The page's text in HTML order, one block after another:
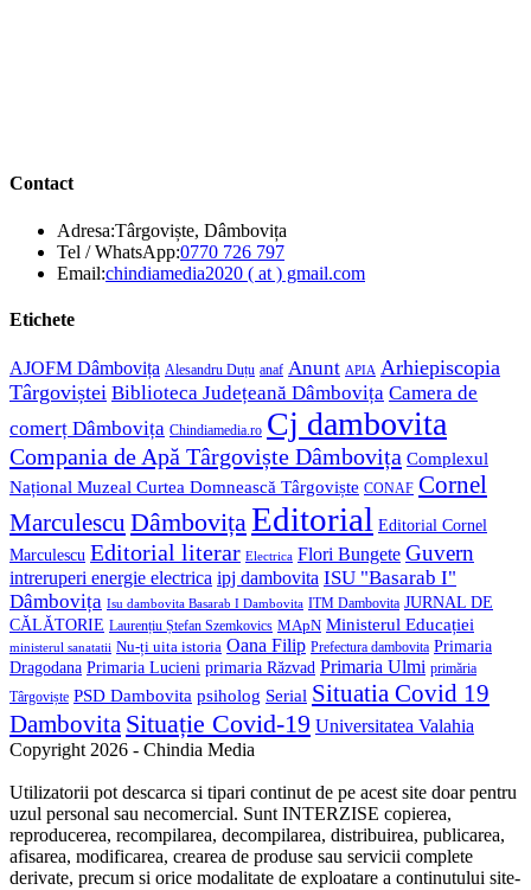
Contact
Adresa:Târgoviște, Dâmbovița
Tel / WhatsApp:0770 726 797Opens
in
Email:chindiamedia2020 ( at ) gmail.comOpens
Etichete
AJOFM Dâmbovița Alesandru Duțu anaf Anunt APIA Arhiepiscopia
Târgoviștei Biblioteca Județeană Dâmbovița Camera de
comerț Dâmbovița Chindiamedia.ro Cj dambovita
Compania de Apă Târgoviște Dâmbovița Complexul
Național Muzeal Curtea Domnească Târgoviște CONAF Cornel
Marculescu DâmbovițaEditorial Editorial Cornel
Marculescu Editorial literar Electrica Flori Bungete Guvern
intreruperi energie electrica ipj dambovita ISU "Basarab I"
Dâmbovița Isu dambovita Basarab I Dambovita ITM Dambovita JURNAL DE
CĂLĂTORIE Laurențiu Ștefan Szemkovics MApN Ministerul Educației
ministerul sanatatii Nu-ți uita istoria Oana Filip Prefectura dambovita Primaria
Dragodana Primaria Lucieni primaria Răzvad Primaria Ulmi primăria
Târgoviște PSD Dambovita psiholog Serial Situatia Covid 19
Dambovita Situație Covid-19 Universitatea Valahia
Copyright 2026 - Chindia Media
Utilizatorii pot descarca si tipari continut de pe acest site doar pentru
uzul personal sau necomercial. Sunt INTERZISE copierea,
reproducerea, recompilarea, decompilarea, distribuirea, publicarea,
afisarea, modificarea, crearea de produse sau servicii complete
derivate, precum si orice modalitate de exploatare a continutului site-